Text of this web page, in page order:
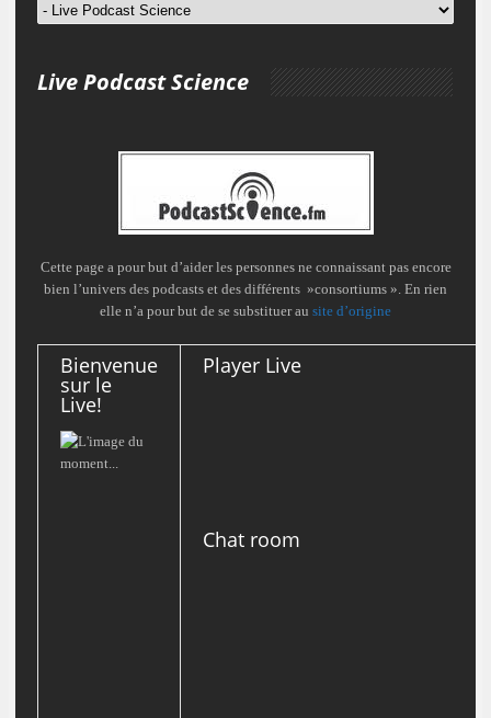
Live Podcast Science
Cette page a pour but d’aider les personnes ne connaissant pas encore
bien l’univers des podcasts et des différents »consortiums ». En rien
elle n’a pour but de se substituer au site d’origine
Bienvenue
sur le
Live!
Player Live
Chat room